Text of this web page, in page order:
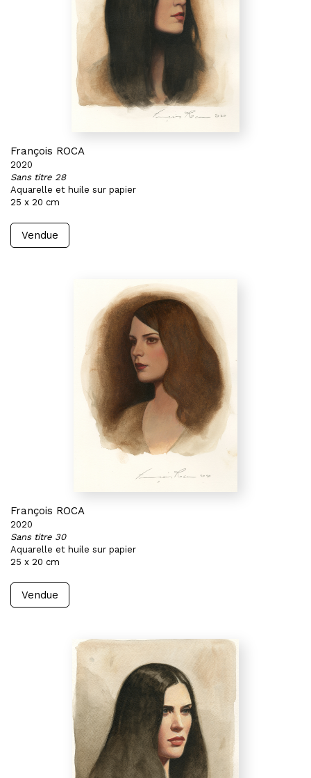
François ROCA
2020
Sans titre 28
Aquarelle et huile sur papier
25 x 20 cm
Vendue
François ROCA
2020
Sans titre 30
Aquarelle et huile sur papier
25 x 20 cm
Vendue